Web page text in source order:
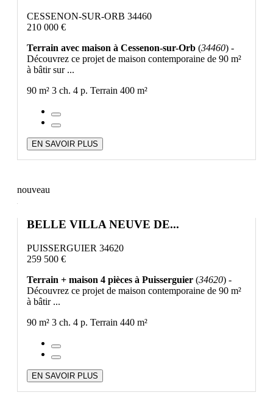
CESSENON-SUR-ORB 34460
210 000 €
Terrain avec maison à Cessenon-sur-Orb (34460) -
Découvrez ce projet de maison contemporaine de 90 m²
à bâtir sur ...
90 m² 3 ch. 4 p. Terrain 400 m²
EN SAVOIR PLUS
nouveau
BELLE VILLA NEUVE DE...
PUISSERGUIER 34620
259 500 €
Terrain + maison 4 pièces à Puisserguier (34620) -
Découvrez ce projet de maison contemporaine de 90 m²
à bâtir ...
90 m² 3 ch. 4 p. Terrain 440 m²
EN SAVOIR PLUS